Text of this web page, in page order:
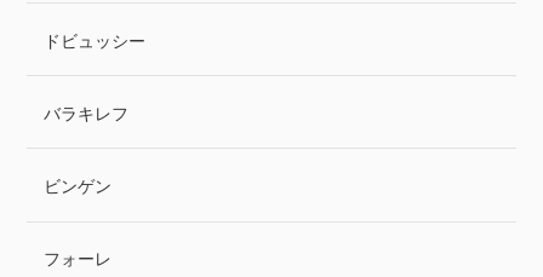
ドビュッシー
バラキレフ
ビンゲン
フォーレ